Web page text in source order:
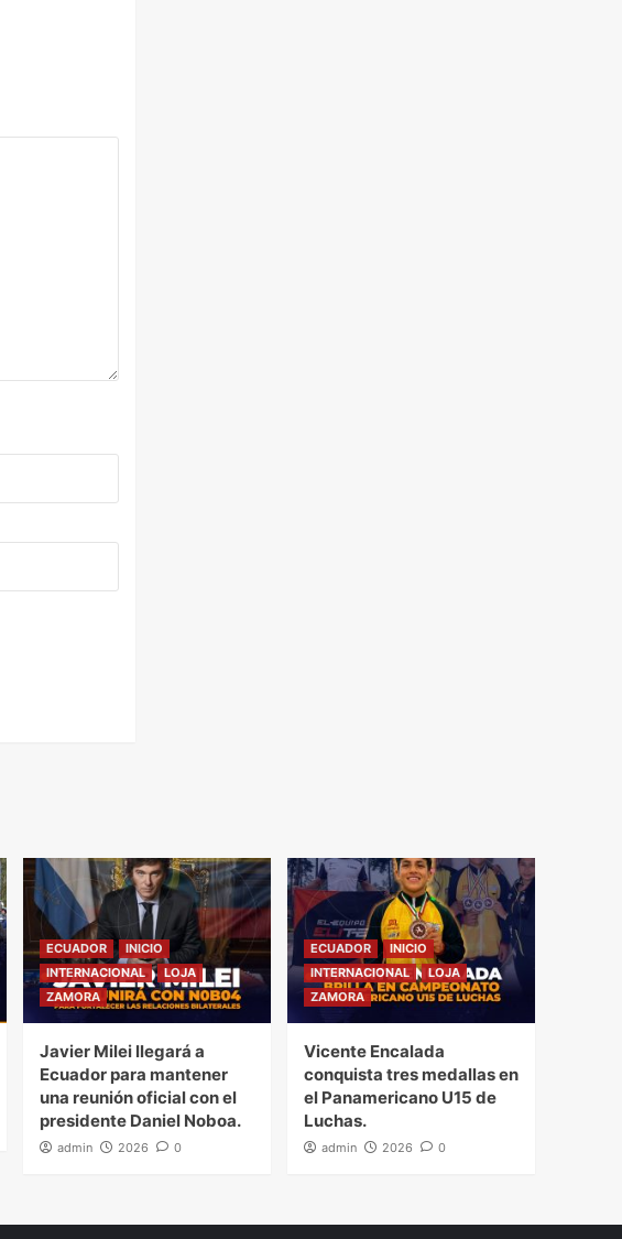
ECUADOR
INICIO
INTERNACIONAL
LOJA
ZAMORA
Javier Milei llegará a
Ecuador para mantener
una reunión oficial con el
presidente Daniel Noboa.
admin 2026 0
ECUADOR
INICIO
INTERNACIONAL
LOJA
ZAMORA
Vicente Encalada
conquista tres medallas en
el Panamericano U15 de
Luchas.
admin 2026 0